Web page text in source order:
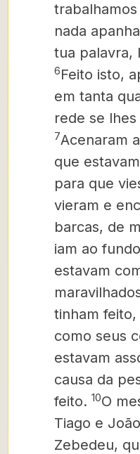
nada
tua palavra,
6Feito isto,
em tanta
rede se
7Acenaram
que
para que
vieram e
barcas, de
iam ao
estavam
tinham feito,
como seus
estavam
causa da
feito. 10O
Tiago e
Zebedeu,